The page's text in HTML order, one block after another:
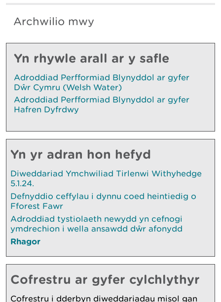
Archwilio mwy
Yn rhywle arall ar y safle
Adroddiad Perfformiad Blynyddol ar gyfer
Dŵr Cymru (Welsh Water)
Adroddiad Perfformiad Blynyddol ar gyfer
Hafren Dyfrdwy
Yn yr adran hon hefyd
Diweddariad Ymchwiliad Tirlenwi Withyhedge
5.1.24.
Defnyddio ceffylau i dynnu coed heintiedig o
Fforest Fawr
Adroddiad tystiolaeth newydd yn cefnogi
ymdrechion i wella ansawdd dŵr afonydd
Rhagor
Cofrestru ar gyfer cylchlythyr
Cofrestru i dderbyn diweddariadau misol gan